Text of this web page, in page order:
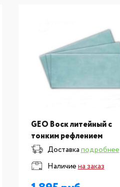
GEO Воск литейный с
тонким рефлением
0,3х75х150
Доставкаподробнее
Наличиена заказ